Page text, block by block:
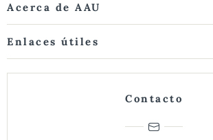
Acerca de AAU
Enlaces útiles
Contacto